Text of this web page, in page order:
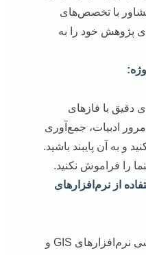
با تخصص‌های
پژوهش خود را به
دقیق با فازهای
ادبیات، جمع‌آوری
و به آن پایبند باشید.
را فراموش نکنید.
از نرم‌افزارهای
راهکار: در دوره‌های آموزشی نرم‌افزارهای GIS و